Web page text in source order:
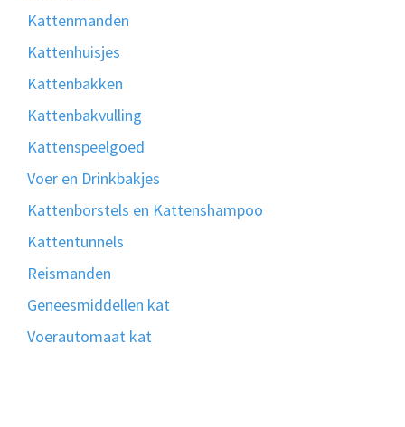
Kattenmanden
Kattenhuisjes
Kattenbakken
Kattenbakvulling
Kattenspeelgoed
Voer en Drinkbakjes
Kattenborstels en Kattenshampoo
Kattentunnels
Reismanden
Geneesmiddellen kat
Voerautomaat kat